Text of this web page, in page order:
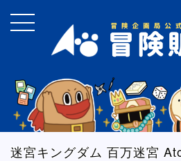
迷宮キングダム 百万迷宮